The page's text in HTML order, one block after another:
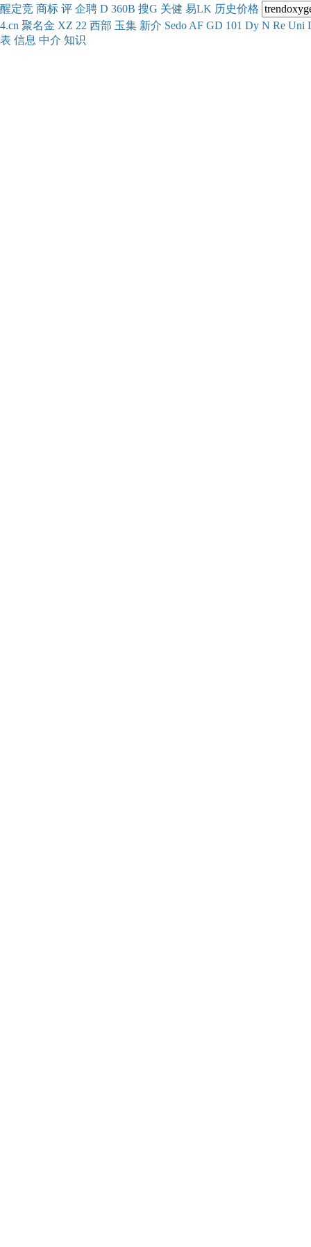
醒定竞 商标 评 企聘 D 360B 搜G 关健 易LK 历史价格
4.cn 聚名金 XZ 22 西部 玉集 新介 Sedo AF GD 101 Dy N Re Uni
表 信息 中介 知识